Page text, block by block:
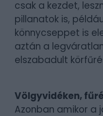
csak a kezdet,
pillanatok is,
könnycseppet is
aztán a
elszabadult
Völgyvidéken,
Azonban amikor a